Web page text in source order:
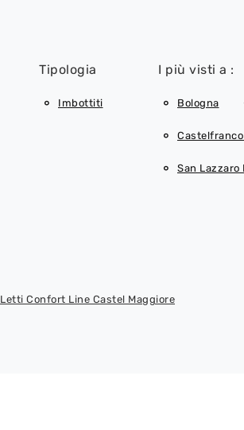
Tipologia
Imbottiti
I più visti a :
Bologna
San Lazzaro
Letti Confort Line Castel Maggiore